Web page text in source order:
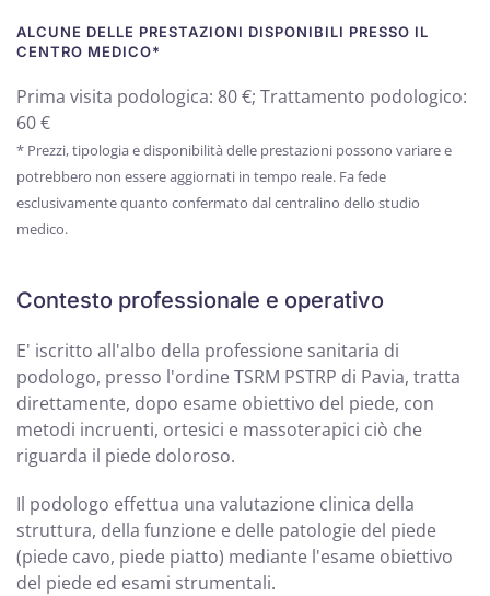
ALCUNE DELLE PRESTAZIONI DISPONIBILI PRESSO IL
CENTRO MEDICO*
Prima visita podologica: 80 €; Trattamento podologico:
60 €
* Prezzi, tipologia e disponibilità delle prestazioni possono variare e
potrebbero non essere aggiornati in tempo reale. Fa fede
esclusivamente quanto confermato dal centralino dello studio
medico.
Contesto professionale e operativo
E' iscritto all'albo della professione sanitaria di
podologo, presso l'ordine TSRM PSTRP di Pavia, tratta
direttamente, dopo esame obiettivo del piede, con
metodi incruenti, ortesici e massoterapici ciò che
riguarda il piede doloroso.
Il podologo effettua una valutazione clinica della
struttura, della funzione e delle patologie del piede
(piede cavo, piede piatto) mediante l'esame obiettivo
del piede ed esami strumentali.